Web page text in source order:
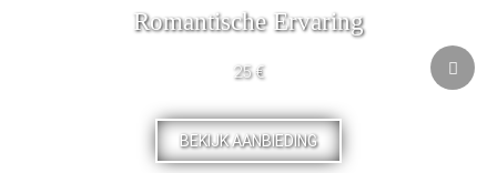
Romantische Ervaring
25 €
BEKIJK AANBIEDING